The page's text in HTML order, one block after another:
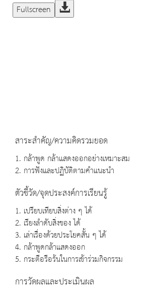
Fullscreen
สาระสำคัญ/ความคิดรวมยอด
1. กล้าพูด กล้าแสดงออกอย่างเหมาะสม
2. การฟังและปฏิบัติตามคำแนะนำ
ตัวชี้วัด/จุดประสงค์การเรียนรู้
1. เปรียบเทียบสิ่งต่าง ๆ ได้
2. เรียงลำดับสิ่งของ ได้
3. เล่าเรื่องด้วยประโยคสั้น ๆ ได้
4. กล้าพูดกล้าแสดงออก
5. กระตือรือร้นในการเข้าร่วมกิจกรรม
การวัดผลและประเมินผล